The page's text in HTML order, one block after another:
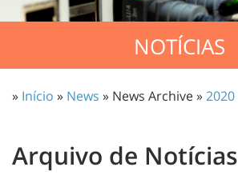
NOTÍCIAS
» Início » News » News Archive »2020
Arquivo de Notícias